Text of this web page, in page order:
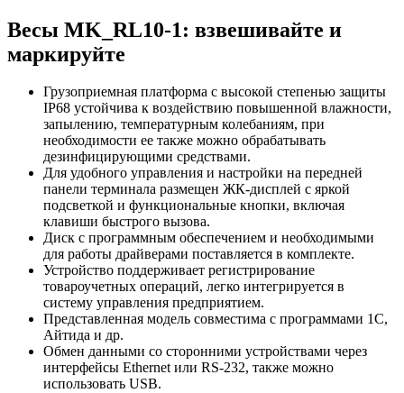
Весы MK_RL10-1: взвешивайте и
маркируйте
Грузоприемная платформа с высокой степенью защиты
IP68 устойчива к воздействию повышенной влажности,
запылению, температурным колебаниям, при
необходимости ее также можно обрабатывать
дезинфицирующими средствами.
Для удобного управления и настройки на передней
панели терминала размещен ЖК-дисплей с яркой
подсветкой и функциональные кнопки, включая
клавиши быстрого вызова.
Диск с программным обеспечением и необходимыми
для работы драйверами поставляется в комплекте.
Устройство поддерживает регистрирование
товароучетных операций, легко интегрируется в
систему управления предприятием.
Представленная модель совместима с программами 1С,
Айтида и др.
Обмен данными со сторонними устройствами через
интерфейсы Ethernet или RS-232, также можно
использовать USB.